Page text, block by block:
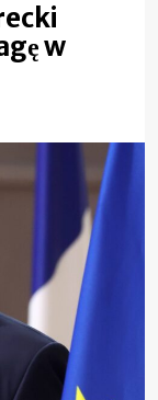
w